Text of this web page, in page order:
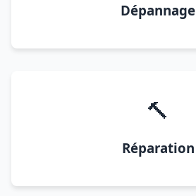
Dépannage
🔨
Réparation